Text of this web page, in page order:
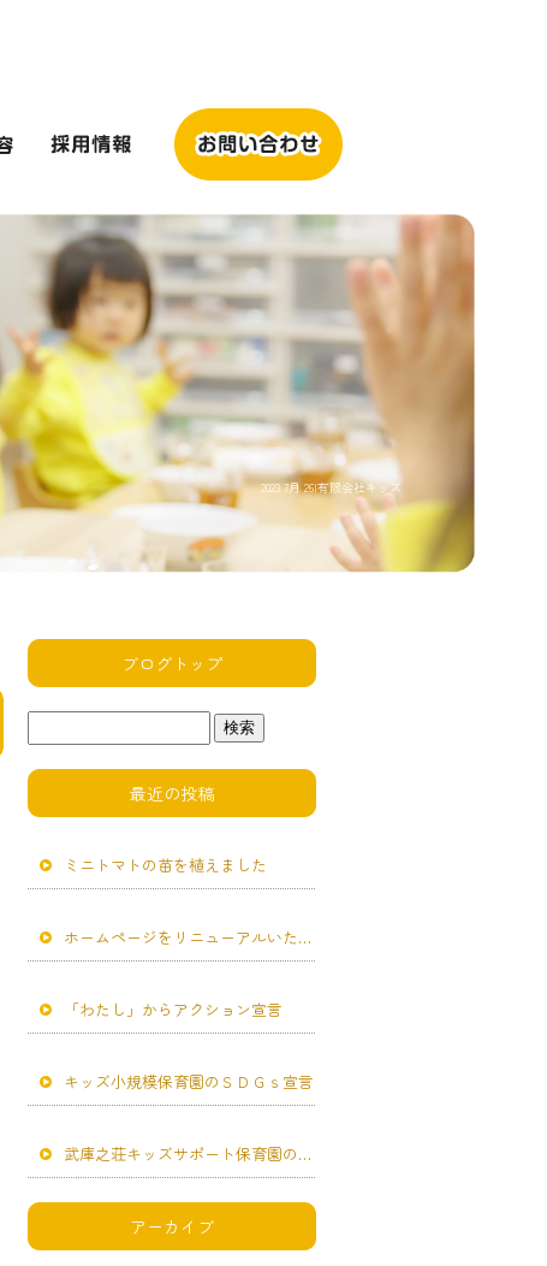
2023 7月 26|有限会社キッズ
ブログトップ
最近の投稿
ミニトマトの苗を植えました
ホームページをリニューアルいたしました。
「わたし」からアクション宣言
キッズ小規模保育園のＳＤＧｓ宣言
武庫之荘キッズサポート保育園のＳＤＧｓ宣言
アーカイブ